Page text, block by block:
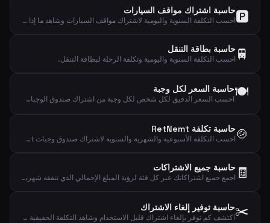
🅿️حاسبة اشتراك مواقف السيارات
احسب التكلفة السنوية واليومية لاشتراك مواقف السيارات وشاهد ما إذا كان يستحق السعر.
🚆 حاسبة بطاقة التنقل
احسب التكلفة السنوية واليومية وتكلفة الرحلة لبطاقة التنقل.
🍽️حاسبة السعر لكل وجبة
احسب السعر الدقيق لكل شخص لكل وجبة من اشتراك صندوق الوجبات الأسبوعي.
🍲حاسبة تكلفة RetNemt
احسب التكلفة الأسبوعية والشهرية والسنوية لاشتراك صندوق وجبات RetNemt.
🧾 حاسبة جميع الاشتراكات
اجمع جميع اشتراكاتك عبر كل فئة لرؤية المبلغ الإجمالي الذي تنفقه شهرياً وسنوياً ويومياً.
✂️حاسبة توفير إلغاء الاشتراك
اكتشف كم توفر بإلغاء اشتراك قليل الاستخدام وشاهد التكلفة الحقيقية لكل استخدام فعلي.